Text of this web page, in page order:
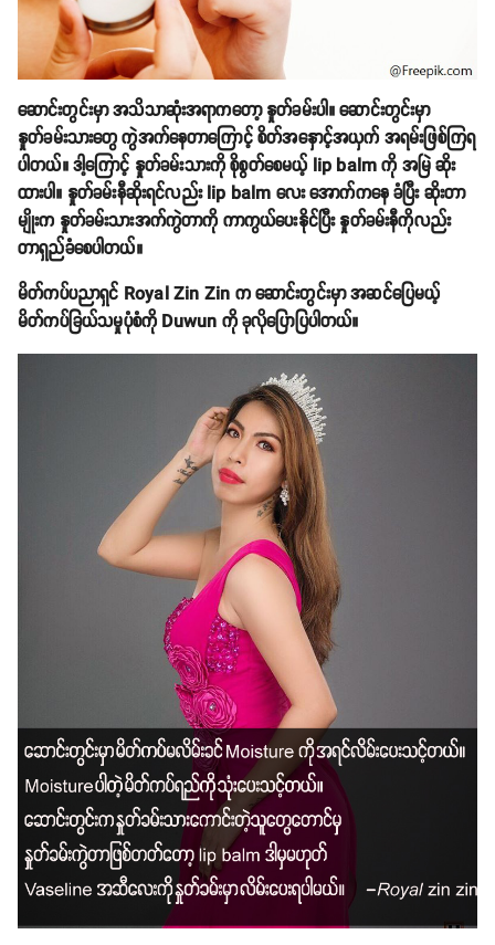
ဆောင်းတွင်းမှာ အသိသာဆုံးအရာကတော့ နှုတ်ခမ်းပါ။ ဆောင်းတွင်းမှာ
နှုတ်ခမ်းသားတွေ ကွဲအက်နေတာကြောင့် စိတ်အနှောင့်အယှက် အရမ်းဖြစ်ကြရ
ပါတယ်။ ဒါ့ကြောင့် နှုတ်ခမ်းသားကို စိုစွတ်စေမယ့် lip balm ကို အမြဲ ဆိုး
ထားပါ။ နှုတ်ခမ်းနီဆိုးရင်လည်း lip balm လေး အောက်ကနေ ခံပြီး ဆိုးတာ
မျိုးက နှုတ်ခမ်းသားအက်ကွဲတာကို ကာကွယ်ပေးနိုင်ပြီး နှုတ်ခမ်းနီကိုလည်း
တာရှည်ခံစေပါတယ်။
မိတ်ကပ်ပညာရှင် Royal Zin Zin က ဆောင်းတွင်းမှာ အဆင်ပြေမယ့်
မိတ်ကပ်ခြယ်သမှုပုံစံကို Duwun ကို ခုလိုပြောပြပါတယ်။